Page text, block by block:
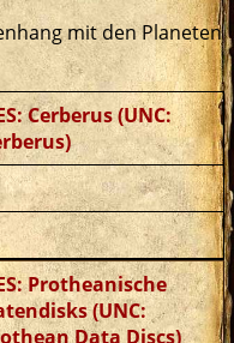
mit den Planeten
Cerberus (UNC:
Protheanische
(UNC:
Data Discs)